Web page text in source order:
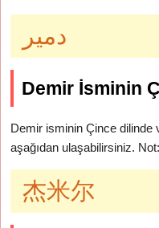
دمير
Demir İsminin
Demir isminin Çince dilinde
aşağıdan ulaşabilirsiniz.
杰米尔